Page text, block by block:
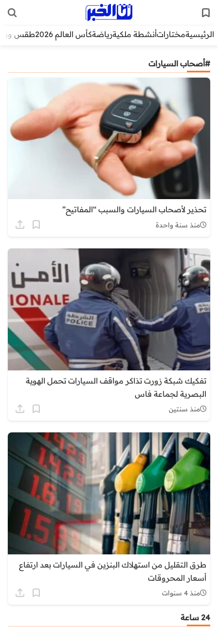
الرئيسيةمختاراتأنشطة ملكيةرياضةكأس العالم 2026 طقس
#أصحاب السيارات
تحذير لأصحاب السيارات والسبب “المفاتيح”
منذ سنة واحدة
تفكيك شبكة زورت تذاكر مواقف السيارات تحمل الهوية
البصرية لجماعة فاس
منذ سنتين
طرق التقليل من استهلاك البنزين في السيارات بعد ارتفاع
أسعار المحروقات
منذ 4 سنوات
24 ساعة